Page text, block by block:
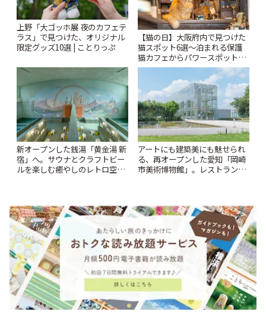
上野「大ゴッホ展 夜のカフェテ
ラス」で見つけた、オリジナル
限定グッズ10選 | ことりっぷ
【猫の日】大阪府内で見つけた
猫スポット6選〜泊まれる保護
猫カフェからパワースポットま
で〜 | ことりっぷ
新オープンした銭湯「黄金湯 新
宿」へ。サウナとクラフトビー
ルを楽しむ癒やしのレトロ空間
アートにも建築美にも魅せられ
る、再オープンした愛知「岡崎
市美術博物館」。レストランや